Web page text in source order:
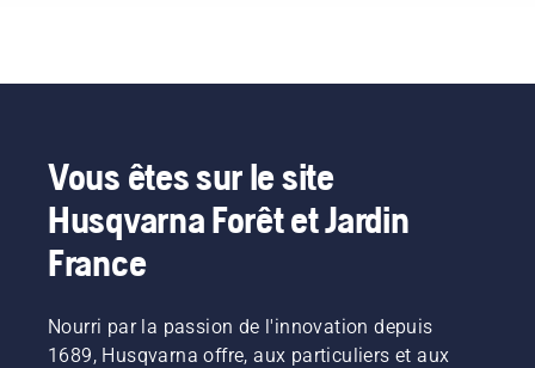
Vous êtes sur le site
Husqvarna Forêt et Jardin
France
Nourri par la passion de l'innovation depuis
1689, Husqvarna offre, aux particuliers et aux